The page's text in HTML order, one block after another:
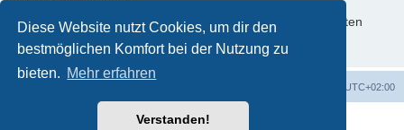
Diese Website nutzt Cookies, um dir den
bestmöglichen Komfort bei der Nutzung zu
bieten. Mehr erfahren
Verstanden!
Du kannst jederzeit die Löschung bzw. Sperrung deiner Daten
verlangen. Kontaktiere hierzu bitte den Betreiber.
UTC+02:00
Powered byphpBB® Forum Software © phpBB Limited